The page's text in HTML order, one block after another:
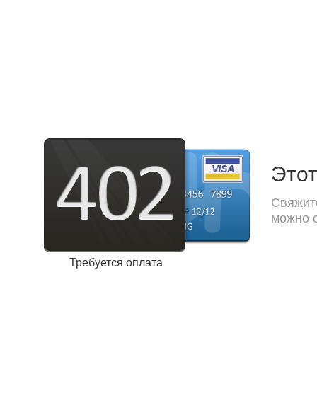
Требуется оплата
можно